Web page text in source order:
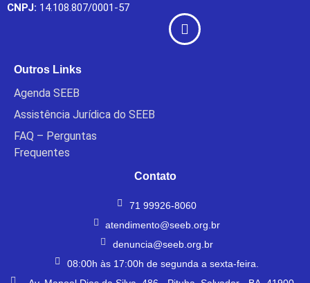
CNPJ: 14.108.807/0001-57
Outros Links
Agenda SEEB
Assistência Jurídica do SEEB
FAQ – Perguntas
Frequentes
Contato
71 99926-8060
atendimento@seeb.org.br
denuncia@seeb.org.br
08:00h às 17:00h de segunda a sexta-feira.